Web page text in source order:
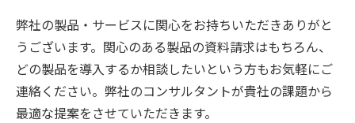
弊社の製品・サービスに関心をお持ちいただきありがと
うございます。関心のある製品の資料請求はもちろん、
どの製品を導入するか相談したいという方もお気軽にご
連絡ください。弊社のコンサルタントが貴社の課題から
最適な提案をさせていただきます。